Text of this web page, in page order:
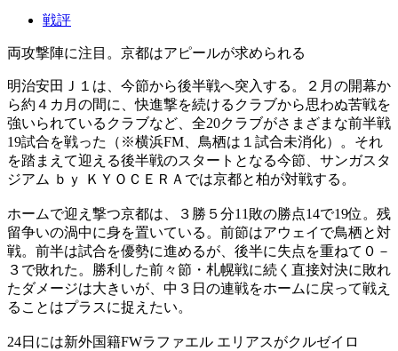
戦評
両攻撃陣に注目。京都はアピールが求められる
明治安田Ｊ１は、今節から後半戦へ突入する。２月の開幕か
ら約４カ月の間に、快進撃を続けるクラブから思わぬ苦戦を
強いられているクラブなど、全20クラブがさまざまな前半戦
19試合を戦った（※横浜FM、鳥栖は１試合未消化）。それ
を踏まえて迎える後半戦のスタートとなる今節、サンガスタ
ジアム ｂｙ ＫＹＯＣＥＲＡでは京都と柏が対戦する。
ホームで迎え撃つ京都は、３勝５分11敗の勝点14で19位。残
留争いの渦中に身を置いている。前節はアウェイで鳥栖と対
戦。前半は試合を優勢に進めるが、後半に失点を重ねて０－
３で敗れた。勝利した前々節・札幌戦に続く直接対決に敗れ
たダメージは大きいが、中３日の連戦をホームに戻って戦え
ることはプラスに捉えたい。
24日には新外国籍FWラファエル エリアスがクルゼイロ